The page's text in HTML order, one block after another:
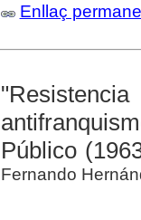
Enllaç
Público
Fernando